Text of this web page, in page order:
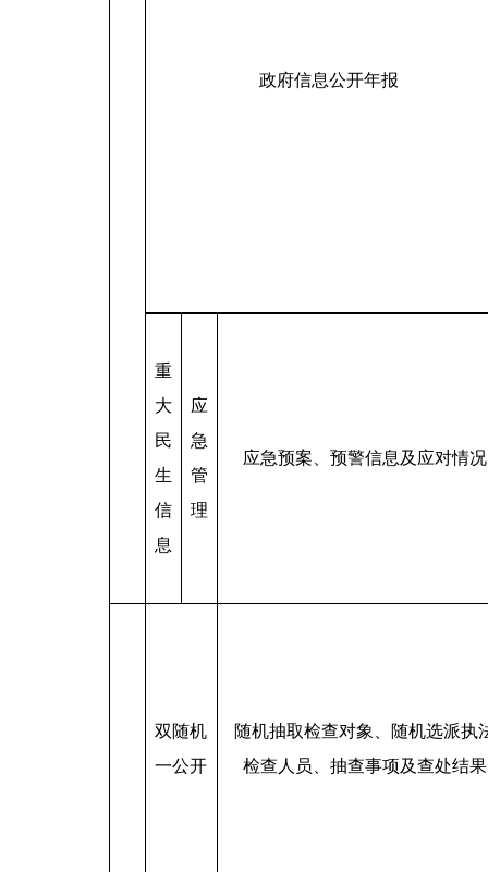
政府信息公开年报
重
大
民
生
信
息
应
急
管
理
应急预案、预警信息及应对情况
双随机
一公开
随机抽取检查对象、随机选派执
检查人员、抽查事项及查处结果